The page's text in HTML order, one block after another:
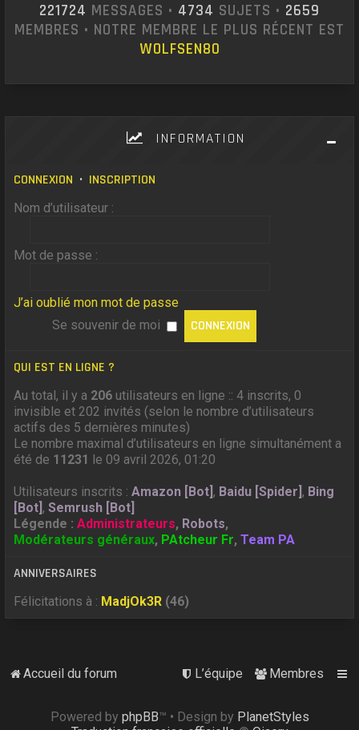
221724 MESSAGES • 4734 SUJETS • 2659
MEMBRES • NOTRE MEMBRE LE PLUS RÉCENT EST
WOLFSEN80
INFORMATION
CONNEXION • INSCRIPTION
Nom d’utilisateur :
Mot de passe :
J’ai oublié mon mot de passe
Se souvenir de moi
QUI EST EN LIGNE ?
Au total, il y a 206 utilisateurs en ligne :: 4 inscrits, 0
invisible et 202 invités (selon le nombre d’utilisateurs
actifs des 5 dernières minutes)
Le nombre maximal d’utilisateurs en ligne simultanément a
été de 11231 le 09 avril 2026, 01:20
Utilisateurs inscrits :Amazon [Bot], Baidu [Spider], Bing
[Bot],Semrush [Bot]
Légende :Administrateurs, Robots,
Modérateurs généraux, PAtcheur Fr,Team PA
ANNIVERSAIRES
Félicitations à : MadjOk3R (46)
Accueil du forum Membres
L’équipe
Powered by phpBB™ • Design by PlanetStyles